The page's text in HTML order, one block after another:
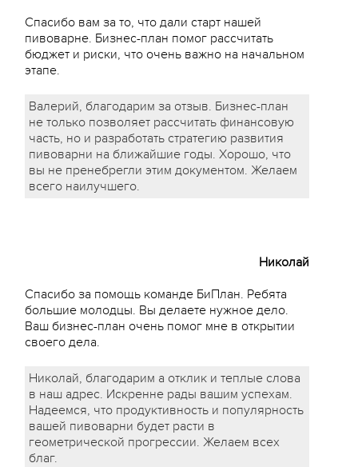
Спасибо вам за то, что дали старт нашей
пивоварне. Бизнес-план помог рассчитать
бюджет и риски, что очень важно на начальном
этапе.
Валерий, благодарим за отзыв. Бизнес-план
не только позволяет рассчитать финансовую
часть, но и разработать стратегию развития
пивоварни на ближайшие годы. Хорошо, что
вы не пренебрегли этим документом. Желаем
всего наилучшего.
Николай
Спасибо за помощь команде БиПлан. Ребята
большие молодцы. Вы делаете нужное дело.
Ваш бизнес-план очень помог мне в открытии
своего дела.
Николай, благодарим а отклик и теплые слова
в наш адрес. Искренне рады вашим успехам.
Надеемся, что продуктивность и популярность
вашей пивоварни будет расти в
геометрической прогрессии. Желаем всех
благ.